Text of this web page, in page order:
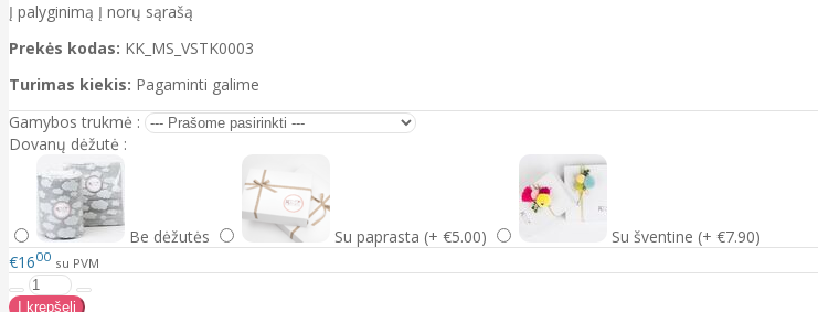
Į palyginimą Į norų sąrašą
Prekės kodas: KK_MS_VSTK0003
Turimas kiekis: Pagaminti galime
Gamybos trukmė :
Dovanų dėžutė :
Be dėžutės Su paprasta (+ €5.00)
Su šventine (+ €7.90)
€1600 su PVM